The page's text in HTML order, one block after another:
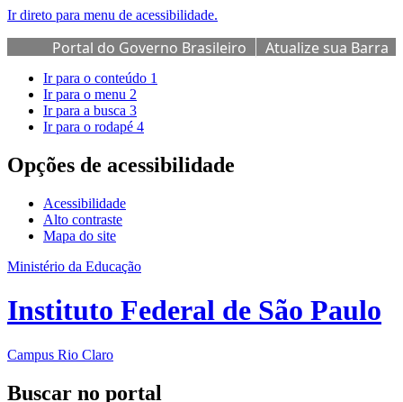
Ir direto para menu de acessibilidade.
Portal do Governo Brasileiro
Atualize sua Barra
de Governo
Ir para o conteúdo 1
Ir para o menu 2
Ir para a busca 3
Ir para o rodapé 4
Opções de acessibilidade
Acessibilidade
Alto contraste
Mapa do site
Ministério da Educação
Instituto Federal de São Paulo
Campus Rio Claro
Buscar no portal